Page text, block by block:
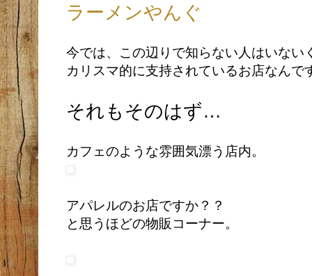
ラーメンやんぐ
今では、この辺りで知らない人はいない
カリスマ的に支持されているお店なんで
それもそのはず…
カフェのような雰囲気漂う店内。
アパレルのお店ですか？？
と思うほどの物販コーナー。